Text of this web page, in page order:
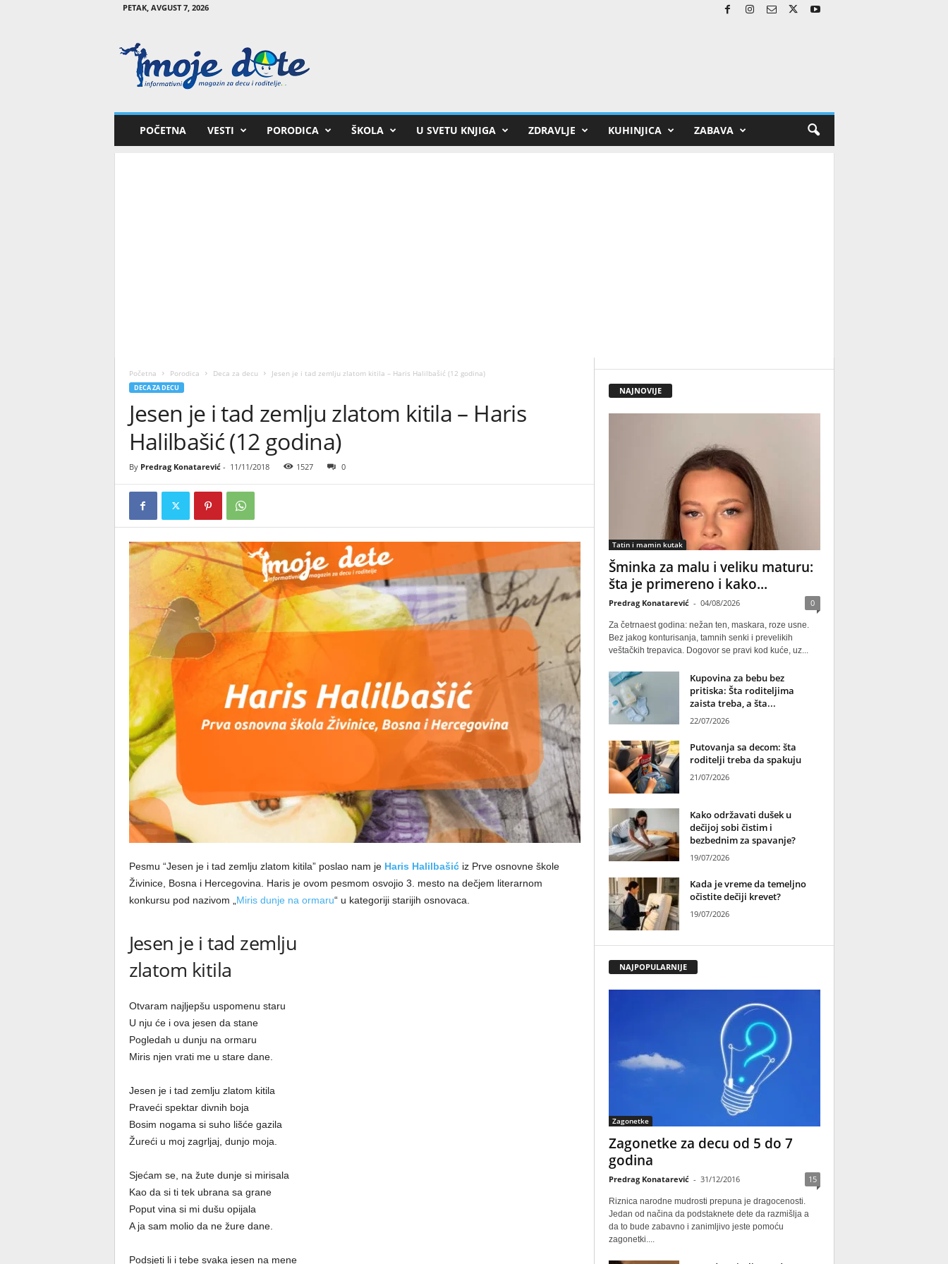
PETAK, AVGUST 7, 2026
o
POČETNA VESTI PORODICA ŠKOLA U SVETU KNJIGA ZDRAVLJE KUHINJICA ZABAVA
Početna Porodica Deca za decu Jesen je i tad zemlju zlatom kitila – Haris Halilbašić (12 godina)
DECA ZA DECU
Jesen je i tad zemlju zlatom kitila – Haris
Halilbašić (12 godina)
By Predrag Konatarević- 11/11/2018 1527 0
Pesmu “Jesen je i tad zemlju zlatom kitila” poslao nam je Haris Halilbašićiz Prve osnovne škole
Živinice, Bosna i Hercegovina. Haris je ovom pesmom osvojio 3. mesto na dečjem literarnom
konkursu pod nazivom „ Miris dunje na ormaru“ u kategoriji starijih osnovaca.
Jesen je i tad zemlju
zlatom kitila
Otvaram najljepšu uspomenu staru
U nju će i ova jesen da stane
Pogledah u dunju na ormaru
Miris njen vrati me u stare dane.
Jesen je i tad zemlju zlatom kitila
Praveći spektar divnih boja
Bosim nogama si suho lišće gazila
Žureći u moj zagrljaj, dunjo moja.
Sjećam se, na žute dunje si mirisala
Kao da si ti tek ubrana sa grane
Poput vina si mi dušu opijala
A ja sam molio da ne žure dane.
Podsjeti li i tebe svaka jesen na mene
NAJNOVIJE
Tatin i mamin kutak
Šminka za malu i veliku maturu:
šta je primereno i kako...
Predrag Konatarević - 04/08/2026 0
Za četrnaest godina: nežan ten, maskara, roze usne.
Bez jakog konturisanja, tamnih senki i prevelikih
veštačkih trepavica. Dogovor se pravi kod kuće, uz...
Kupovina za bebu bez
pritiska: Šta roditeljima
zaista treba, a šta...
22/07/2026
Putovanja sa decom: šta
roditelji treba da spakuju
21/07/2026
Kako održavati dušek u
dečijoj sobi čistim i
bezbednim za spavanje?
19/07/2026
Kada je vreme da temeljno
očistite dečiji krevet?
19/07/2026
NAJPOPULARNIJE
Zagonetke
Zagonetke za decu od 5 do 7
godina
Predrag Konatarević - 31/12/2016 15
Riznica narodne mudrosti prepuna je dragocenosti.
Jedan od načina da podstaknete dete da razmišlja a
da to bude zabavno i zanimljivo jeste pomoću
zagonetki....